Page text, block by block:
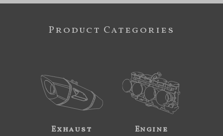
Product Categories
Exhaust Engine